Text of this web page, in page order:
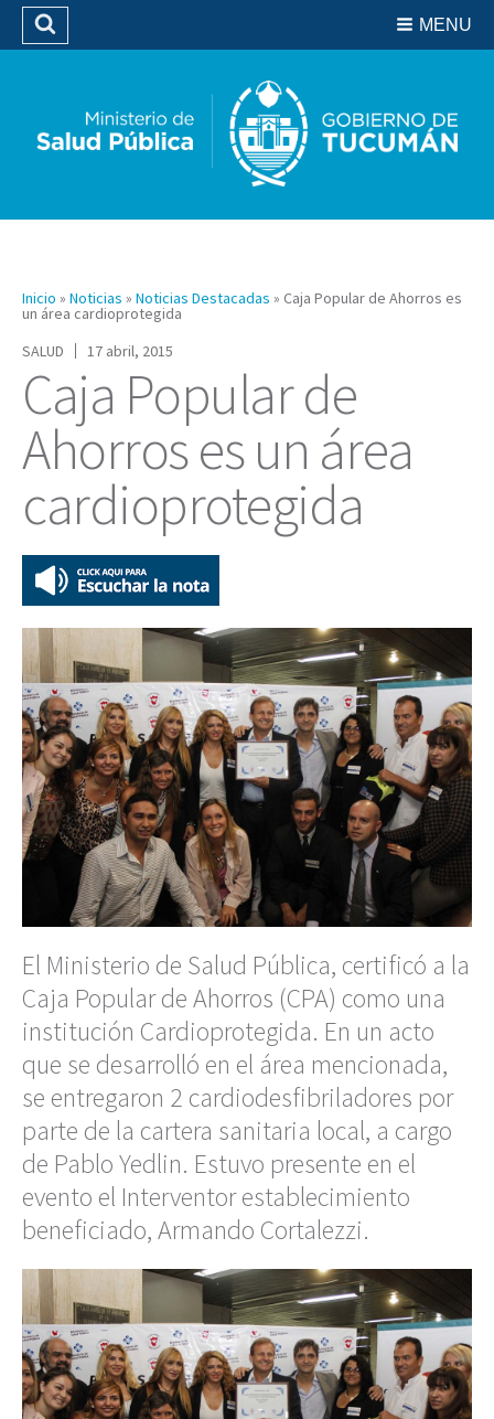
Biblioteca
MENU
Buscar
Inicio » Noticias » Noticias Destacadas » Caja Popular de Ahorros es
un área cardioprotegida
SALUD
17 abril, 2015
Caja Popular de
Ahorros es un área
cardioprotegida
El Ministerio de Salud Pública, certificó a la
Caja Popular de Ahorros (CPA) como una
institución Cardioprotegida. En un acto
que se desarrolló en el área mencionada,
se entregaron 2 cardiodesfibriladores por
parte de la cartera sanitaria local, a cargo
de Pablo Yedlin. Estuvo presente en el
evento el Interventor establecimiento
beneficiado, Armando Cortalezzi.